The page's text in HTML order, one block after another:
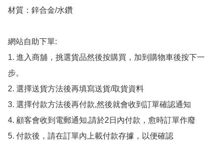
材質：鋅合金/水鑽
網站自助下單:
1. 進入商舖，挑選貨品然後按購買，加到購物車後按下一
步。
2. 選擇送貨方法後再填寫送貨/取貨資料
3. 選擇付款方法後再付款,然後就會收到訂單確認通知
4. 顧客會收到電郵通知,請於2日內付款，愈時訂單作廢
5. 付款後，請在訂單內上載付款存據，以便確認